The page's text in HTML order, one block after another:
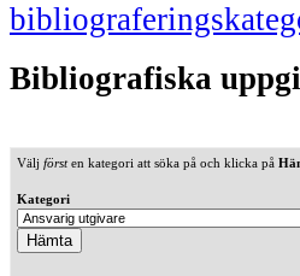
Bibliografiska
Välj försten kategori att söka på och klicka på
Kategori